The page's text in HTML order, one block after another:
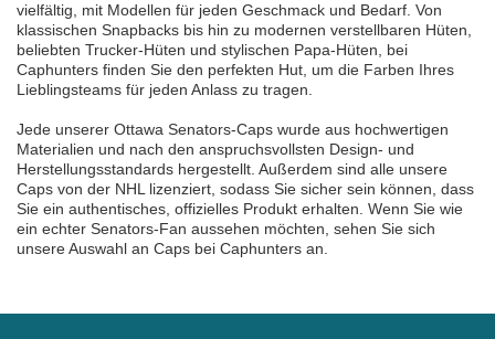
vielfältig, mit Modellen für jeden Geschmack und Bedarf. Von
klassischen Snapbacks bis hin zu modernen verstellbaren Hüten,
beliebten Trucker-Hüten und stylischen Papa-Hüten, bei
Caphunters finden Sie den perfekten Hut, um die Farben Ihres
Lieblingsteams für jeden Anlass zu tragen.
Jede unserer Ottawa Senators-Caps wurde aus hochwertigen
Materialien und nach den anspruchsvollsten Design- und
Herstellungsstandards hergestellt. Außerdem sind alle unsere
Caps von der NHL lizenziert, sodass Sie sicher sein können, dass
Sie ein authentisches, offizielles Produkt erhalten. Wenn Sie wie
ein echter Senators-Fan aussehen möchten, sehen Sie sich
unsere Auswahl an Caps bei Caphunters an.